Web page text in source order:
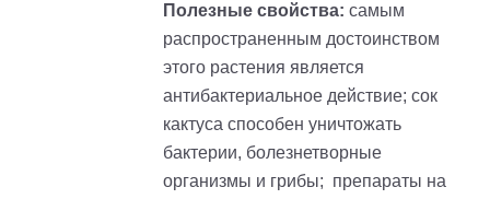
Полезные свойства: самым
распространенным достоинством
этого растения является
антибактериальное действие; сок
кактуса способен уничтожать
бактерии, болезнетворные
организмы и грибы; препараты на